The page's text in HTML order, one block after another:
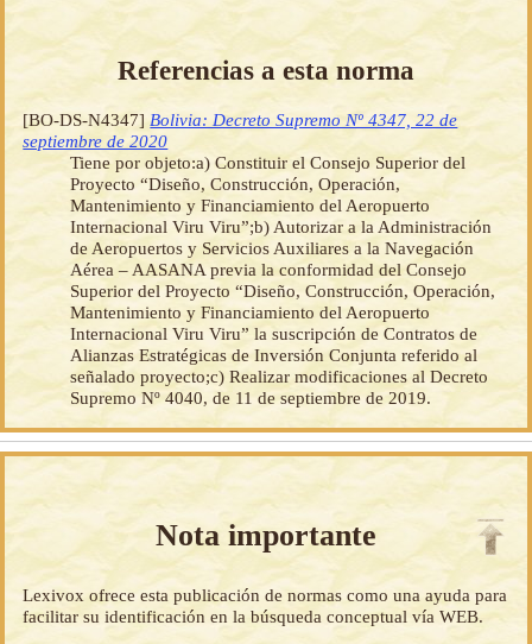
Referencias a esta norma
[BO-DS-N4347]Bolivia: Decreto Supremo Nº 4347, 22 de
septiembre de 2020
Tiene por objeto:a) Constituir el Consejo Superior del
Proyecto “Diseño, Construcción, Operación,
Mantenimiento y Financiamiento del Aeropuerto
Internacional Viru Viru”;b) Autorizar a la Administración
de Aeropuertos y Servicios Auxiliares a la Navegación
Aérea – AASANA previa la conformidad del Consejo
Superior del Proyecto “Diseño, Construcción, Operación,
Mantenimiento y Financiamiento del Aeropuerto
Internacional Viru Viru” la suscripción de Contratos de
Alianzas Estratégicas de Inversión Conjunta referido al
señalado proyecto;c) Realizar modificaciones al Decreto
Supremo Nº 4040, de 11 de septiembre de 2019.
Nota importante
Lexivox ofrece esta publicación de normas como una ayuda para
facilitar su identificación en la búsqueda conceptual vía WEB.